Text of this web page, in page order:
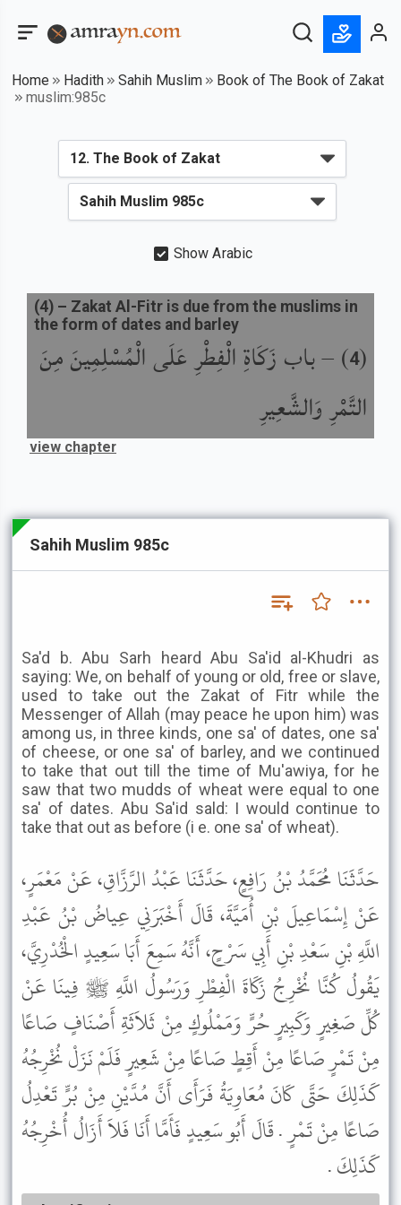
Home Hadith Sahih Muslim
Book of The Book of Zakat
muslim:985c
Show Arabic
(
4
) –باب زَكَاةِ الْفِطْرِ عَلَى الْمُسْلِمِينَ مِنَ
التَّمْرِ وَالشَّعِيرِ
(4) – Zakat Al-Fitr is due from the muslims in
the form of dates and barley
view chapter
Sahih Muslim 985c
Sa'd b. Abu Sarh heard Abu Sa'id al-Khudri as
saying: We, on behalf of young or old, free or slave,
used to take out the Zakat of Fitr while the
Messenger of Allah (may peace he upon him) was
among us, in three kinds, one sa' of dates, one sa'
of cheese, or one sa' of barley, and we continued
to take that out till the time of Mu'awiya, for he
saw that two mudds of wheat were equal to one
sa' of dates. Abu Sa'id sald: I would continue to
take that out as before (i e. one sa' of wheat).
حَدَّثَنَا مُحَمَّدُ بْنُ رَافِعٍ، حَدَّثَنَا عَبْدُ الرَّزَّاقِ، عَنْ مَعْمَرٍ،
عَنْ إِسْمَاعِيلَ بْنِ أُمَيَّةَ، قَالَ أَخْبَرَنِي عِياضُ بْنُ عَبْدِ
اللَّهِ بْنِ سَعْدِ بْنِ أَبِي سَرْحٍ، أَنَّهُ سَمِعَ أَبَا سَعِيدٍ الْخُدْرِيَّ،
يَقُولُ كُنَّا نُخْرِجُ زَكَاةَ الْفِطْرِ وَرَسُولُ اللَّهِ ﷺ فِينَا عَنْ
كُلِّ صَغِيرٍ وَكَبِيرٍ حُرٍّ وَمَمْلُوكٍ مِنْ ثَلاَثَةِ أَصْنَافٍ صَاعًا
مِنْ تَمْرٍ صَاعًا مِنْ أَقِطٍ صَاعًا مِنْ شَعِيرٍ فَلَمْ نَزَلْ نُخْرِجُهُ
كَذَلِكَ حَتَّى كَانَ مُعَاوِيَةُ فَرَأَى أَنَّ مُدَّيْنِ مِنْ بُرٍّ تَعْدِلُ
صَاعًا مِنْ تَمْرٍ . قَالَ أَبُو سَعِيدٍ فَأَمَّا أَنَا فَلاَ أَزَالُ أُخْرِجُهُ
كَذَلِكَ .